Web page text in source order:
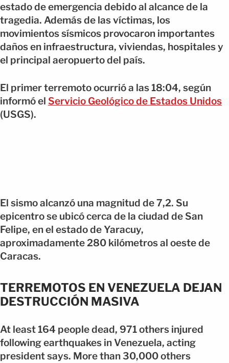
estado de emergencia debido al alcance de la
tragedia. Además de las víctimas, los
movimientos sísmicos provocaron importantes
daños en infraestructura, viviendas, hospitales y
el principal aeropuerto del país.
El primer terremoto ocurrió a las 18:04, según
informó el Servicio Geológico de Estados Unidos
(USGS).
El sismo alcanzó una magnitud de 7,2. Su
epicentro se ubicó cerca de la ciudad de San
Felipe, en el estado de Yaracuy,
aproximadamente 280 kilómetros al oeste de
Caracas.
TERREMOTOS EN VENEZUELA DEJAN
DESTRUCCIÓN MASIVA
At least 164 people dead, 971 others injured
following earthquakes in Venezuela, acting
president says. More than 30,000 others